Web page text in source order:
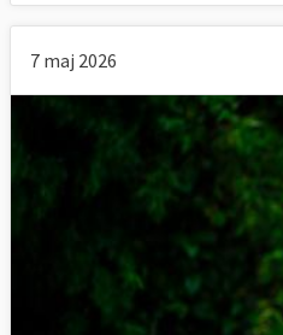
7 maj 2026